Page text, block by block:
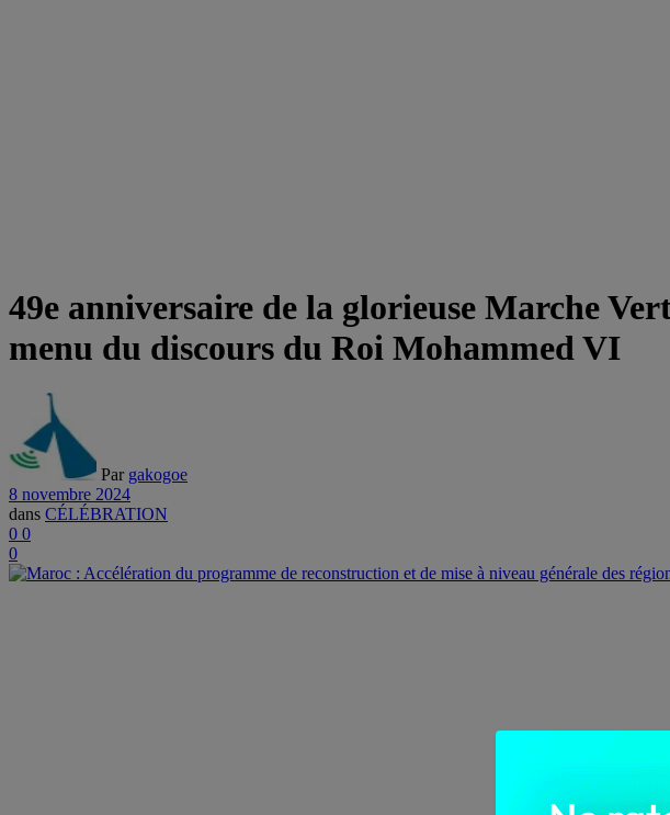
49e anniversaire de la glorieuse Marche
menu du discours du Roi Mohammed VI
Par gakogoe
8 novembre 2024
dans CÉLÉBRATION
0 0
0